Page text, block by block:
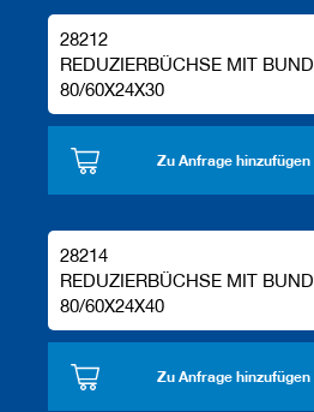
28212
REDUZIERBÜCHSE MIT BUND
80/60X24X30
Zu Anfrage hinzufügen
28214
REDUZIERBÜCHSE MIT BUND
80/60X24X40
Zu Anfrage hinzufügen